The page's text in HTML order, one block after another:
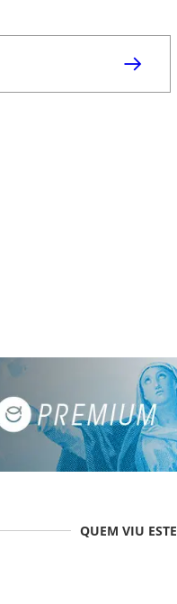
QUEM VIU